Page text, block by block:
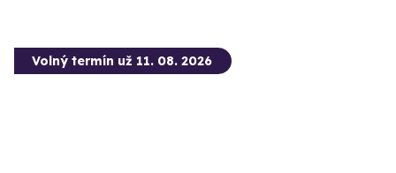
Volný termín už 11. 08. 2026